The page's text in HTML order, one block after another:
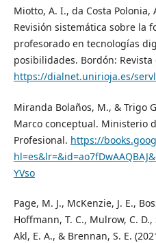
Miotto, A. I., da Costa Polonia,
Revisión sistemática sobre la
profesorado en tecnologías
posibilidades. Bordón:
https://dialnet.unirioja.es/
Miranda Bolaños, M., & Trigo
Marco conceptual. Ministerio
Profesional. https://
YVso
Page, M. J., McKenzie, J. E.,
Hoffmann, T. C., Mulrow, C.
Akl, E. A., & Brennan, S. E.